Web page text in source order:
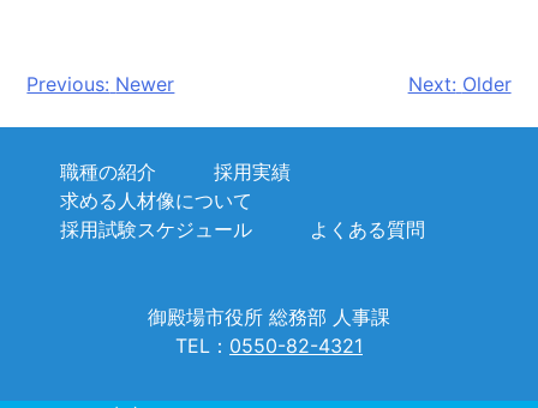
投
稿
ョ
Previous: Newer Next: Older
職種の紹介
採用実績
求める人材像について
採用試験スケジュール
よくある質問
御殿場市役所 総務部 人事課
TEL： 0550-82-4321